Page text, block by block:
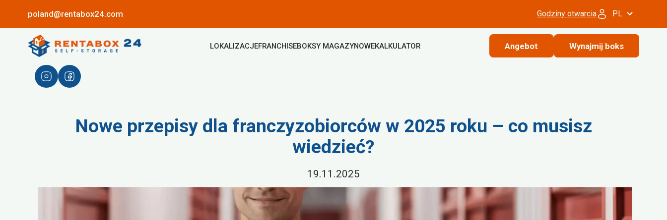
poland@rentabox24.com Godziny otwarcia PL
LOKALIZACJEFRANCHISEBOKSY MAGAZYNOWEKALKULATOR Angebot Wynajmij boks
Nowe przepisy dla franczyzobiorców w 2025 roku – co musisz
wiedzieć?
19.11.2025